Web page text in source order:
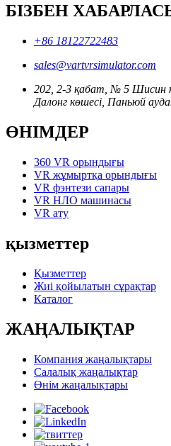
БІЗБЕН
+86 18122722483
sales@vartvrsimulator.com
202, 2-3 қабат, № 5 Шисин
Далонг көшесі, Паньюй
ӨНІМДЕР
360 VR орындығы
VR жұмыртқа орындығы
VR фэнтези сапары
VR НЛО машинасы
VR ату
қызметтер
Қызметтер
Жиі қойылатын сұрақтар
Каталог
ЖАҢАЛЫҚТАР
Компания жаңалықтары
Салалық жаңалықтар
Өнім жаңалықтары